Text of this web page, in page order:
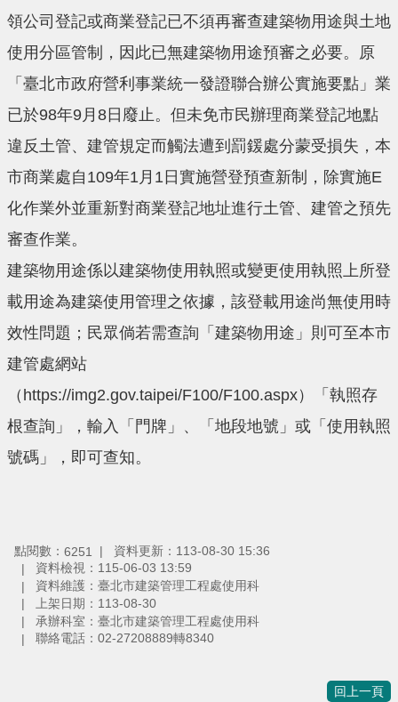
領公司登記或商業登記已不須再審查建築物用途與土地
使用分區管制，因此已無建築物用途預審之必要。原
「臺北市政府營利事業統一發證聯合辦公實施要點」業
已於98年9月8日廢止。但未免市民辦理商業登記地點
違反土管、建管規定而觸法遭到罰鍰處分蒙受損失，本
市商業處自109年1月1日實施營登預查新制，除實施E
化作業外並重新對商業登記地址進行土管、建管之預先
審查作業。
建築物用途係以建築物使用執照或變更使用執照上所登
載用途為建築使用管理之依據，該登載用途尚無使用時
效性問題；民眾倘若需查詢「建築物用途」則可至本市
建管處網站
（https://img2.gov.taipei/F100/F100.aspx）「執照存
根查詢」，輸入「門牌」、「地段地號」或「使用執照
號碼」，即可查知。
點閱數： 6251
資料更新：113-08-30 15:36
資料檢視：115-06-03 13:59
資料維護：臺北市建築管理工程處使用科
上架日期：113-08-30
承辦科室：臺北市建築管理工程處使用科
聯絡電話：02-27208889轉8340
回上一頁